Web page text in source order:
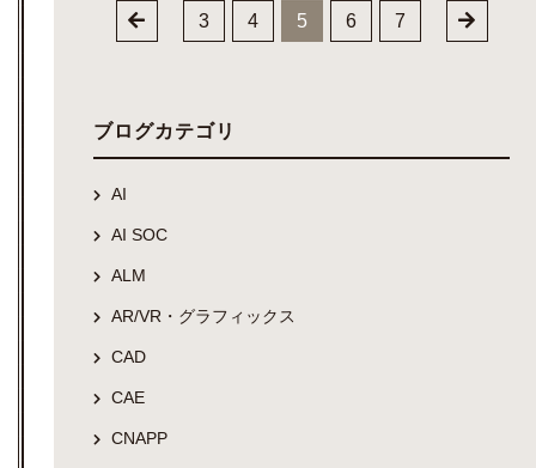
3 4 5 6 7
ブログカテゴリ
AI
AI SOC
ALM
AR/VR・グラフィックス
CAD
CAE
CNAPP